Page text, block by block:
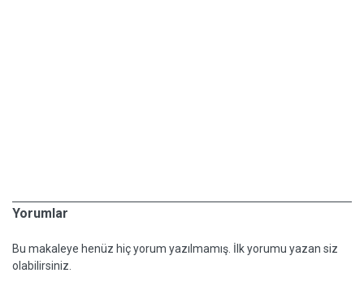
Yorumlar
Bu makaleye henüz hiç yorum yazılmamış. İlk yorumu yazan siz
olabilirsiniz.